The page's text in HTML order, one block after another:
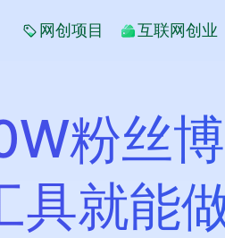
网创项目 互联网创业
粉丝
具就能